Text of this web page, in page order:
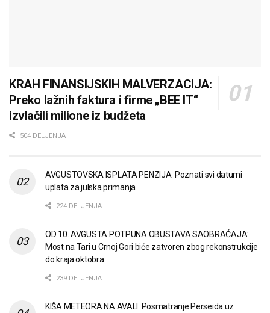
KRAH FINANSIJSKIH MALVERZACIJA:
Preko lažnih faktura i firme „BEE IT“
izvlačili milione iz budžeta
504 DELJENJA
AVGUSTOVSKA ISPLATA PENZIJA: Poznati svi datumi
uplata za julska primanja
224 DELJENJA
OD 10. AVGUSTA POTPUNA OBUSTAVA SAOBRAĆAJA:
Most na Tari u Crnoj Gori biće zatvoren zbog rekonstrukcije
do kraja oktobra
239 DELJENJA
KIŠA METEORA NA AVALI: Posmatranje Perseida uz